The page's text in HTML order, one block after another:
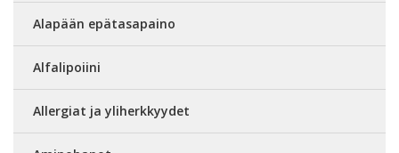
Alapään epätasapaino
Alfalipoiini
Allergiat ja yliherkkyydet